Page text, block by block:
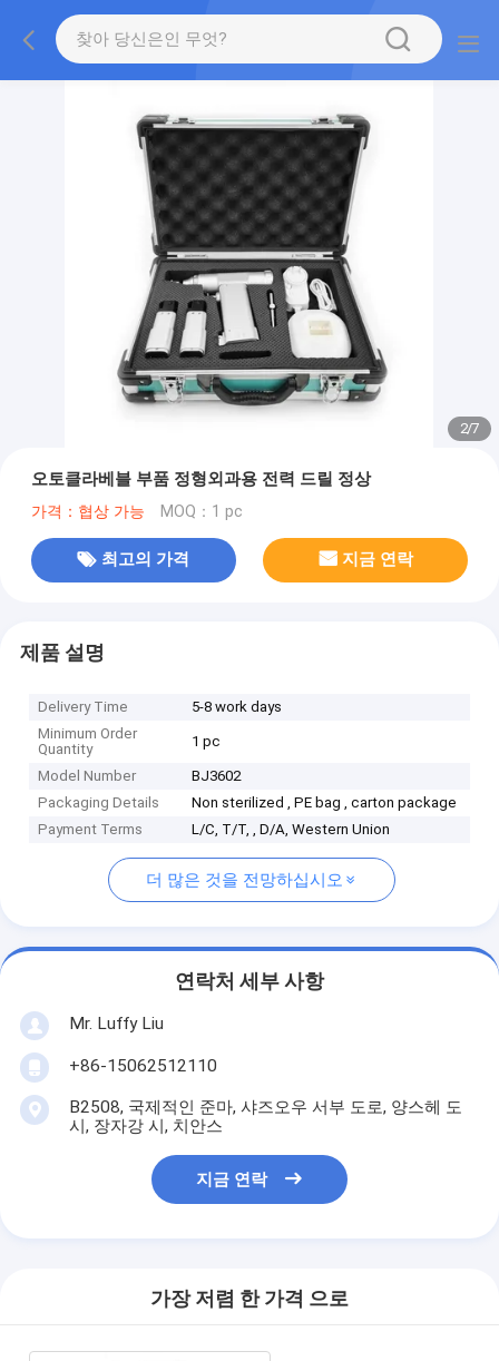
2/7
오토클라베블 부품 정형외과용 전력 드릴 정상
가격：협상 가능 MOQ：1 pc
최고의 가격 지금 연락
제품 설명
Delivery Time
5-8 work days
Minimum Order
Quantity
1 pc
Model Number
BJ3602
Packaging Details
Non sterilized , PE bag , carton package
Payment Terms
L/C, T/T, , D/A, Western Union
더 많은 것을 전망하십시오
연락처 세부 사항
Mr. Luffy Liu
+86-15062512110
B2508, 국제적인 준마, 샤즈오우 서부 도로, 양스헤 도
시, 장자강 시, 치안스
지금 연락
가장 저렴 한 가격 으로